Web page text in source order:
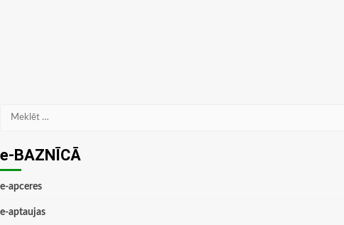
Meklēt:
e-BAZNĪCĀ
e-apceres
e-aptaujas